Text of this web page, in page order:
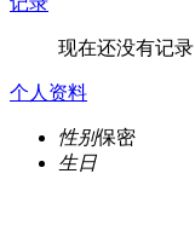
现在还没有记录
个人资料
性别保密
生日